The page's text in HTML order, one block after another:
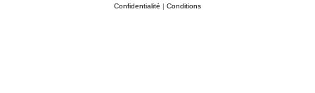
Confidentialité | Conditions